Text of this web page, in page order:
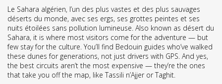
Le Sahara algérien, l’un des plus vastes et des plus sauvages
déserts du monde, avec ses ergs, ses grottes peintes et ses
nuits étoilées sans pollution lumineuse. Also known as désert du
Sahara, it is where most visitors come for the adventure — but
few stay for the culture. You’ll find Bedouin guides who’ve walked
these dunes for generations, not just drivers with GPS. And yes,
the best circuits aren’t the most expensive — they’re the ones
that take you off the map, like Tassili n’Ajjer or Taghit.